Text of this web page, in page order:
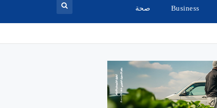
Business صحة